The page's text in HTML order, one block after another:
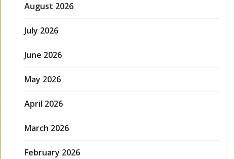
August 2026
July 2026
June 2026
May 2026
April 2026
March 2026
February 2026